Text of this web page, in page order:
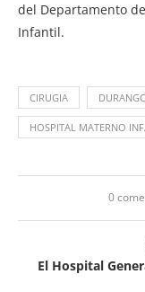
del Departamento
Infantil.
CIRUGIA
HOSPITAL MATERNO
0
El Hospital